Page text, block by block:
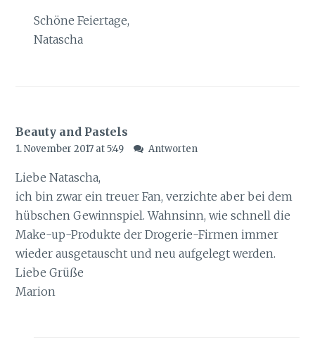
Schöne Feiertage,
Natascha
Beauty and Pastels
1. November 2017 at 5:49 Antworten
Liebe Natascha,
ich bin zwar ein treuer Fan, verzichte aber bei dem
hübschen Gewinnspiel. Wahnsinn, wie schnell die
Make-up-Produkte der Drogerie-Firmen immer
wieder ausgetauscht und neu aufgelegt werden.
Liebe Grüße
Marion